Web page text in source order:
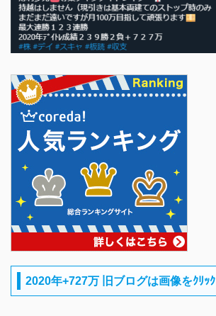
2020年+727万 旧ブログは画像をｸﾘｯｸ